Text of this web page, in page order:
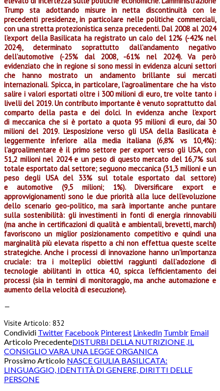
Trump sta adottando misure in netta discontinuità con le
precedenti presidenze, in particolare nelle politiche commerciali,
con una stretta protezionistica senza precedenti. Dal 2008 al 2024
l’export della Basilicata ha registrato un calo del 12% (-42% nel
2024), determinato soprattutto dall’andamento negativo
dell’automotive (-25% dal 2008, -61% nel 2024). Va però
evidenziato che in regione si sono messi in evidenza alcuni settori
che hanno mostrato un andamento brillante sui mercati
internazionali. Spicca, in particolare, l’agroalimentare che ha visto
salire i valori esportati oltre i 300 milioni di euro, tre volte tanto i
livelli del 2019. Un contributo importante è venuto soprattutto dal
comparto della pasta e dei dolci. In evidenza anche l’export
di meccanica che si è portato a quota 95 milioni di euro, dai 30
milioni del 2019. L’esposizione verso gli USA della Basilicata è
leggermente inferiore alla media italiana (6,8% vs 10,4%):
l’agroalimentare è il primo settore per export verso gli USA, con
51,2 milioni nel 2024 e un peso di questo mercato del 16,7% sul
totale esportato dal settore; seguono meccanica (31,3 milioni e un
peso degli USA del 33% sul totale esportato dal settore)
e automotive (9,5 milioni; 1%). Diversificare export e
approvvigionamenti sono le due priorità alla luce dell’evoluzione
dello scenario geo-politico, ma sarà importante anche puntare
sulla sostenibilità: gli investimenti in fonti di energia rinnovabili
(ma anche in certificazioni di qualità e ambientali, brevetti, marchi)
favoriscono un miglior posizionamento competitivo e quindi una
marginalità più elevata rispetto a chi non effettua queste scelte
strategiche. Anche i processi di innovazione hanno un’importanza
cruciale: tra i molteplici obiettivi raggiunti dall’adozione di
tecnologie abilitanti in ottica 4.0, spicca l’efficientamento dei
processi (sia in termini di monitoraggio, ma anche automazione e
aumento della velocità di esecuzione).
—
Visite Articolo: 832
Condividi Twitter Facebook Pinterest LinkedIn Tumblr Email
Articolo PrecedenteDISTURBI DELLA NUTRIZIONE ,IL
CONSIGLIO VARA UNA LEGGE ORGANICA
Prossimo Articolo NASCE GIULIA BASILICATA:
LINGUAGGIO, IDENTITÀ DI GENERE, DIRITTI DELLE
PERSONE